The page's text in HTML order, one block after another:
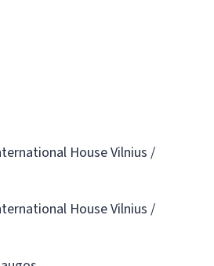
House Vilnius /
House Vilnius /